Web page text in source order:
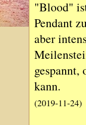
"Blood"
Pendant
aber
gespannt,
kann.
(2019-11-24)